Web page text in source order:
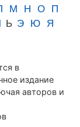
М Н О П
Ь Э Ю Я
в
издание
авторов и